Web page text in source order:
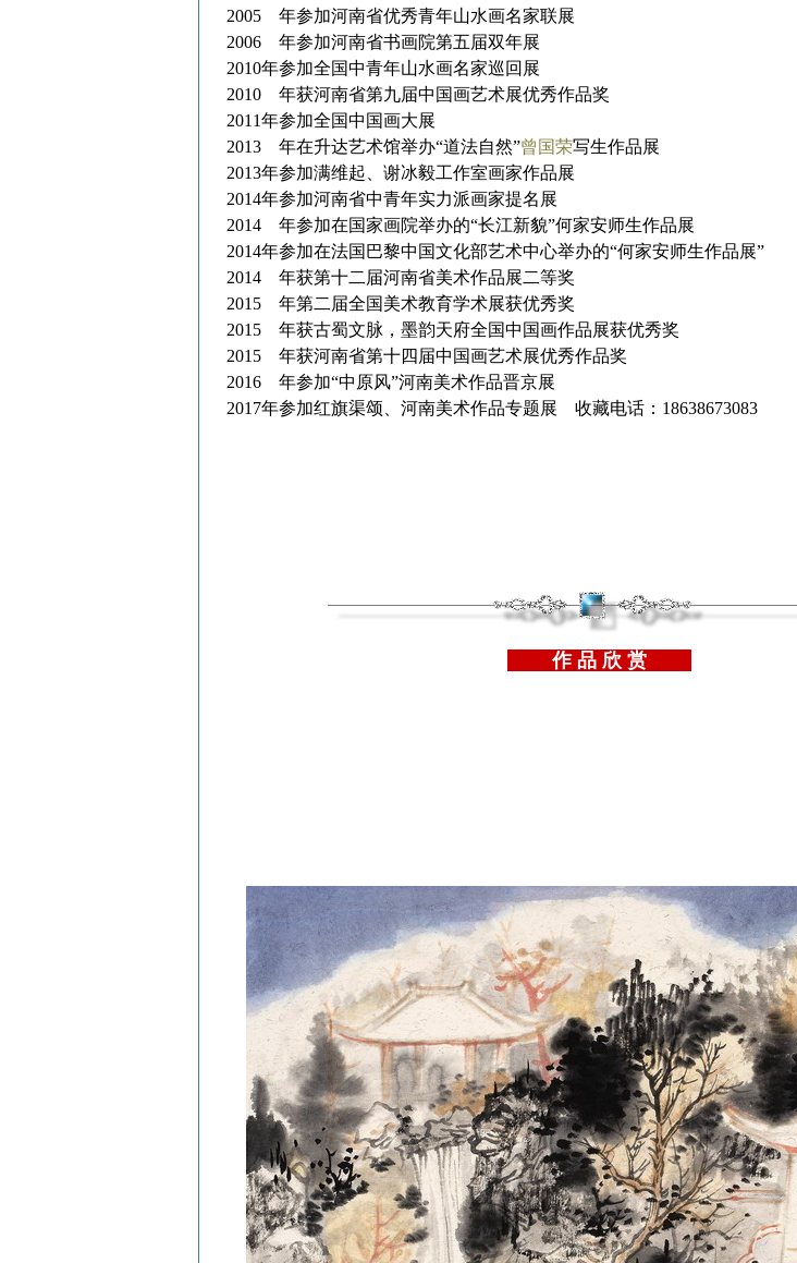
2005 年参加河南省优秀青年山水画名家联展
2006 年参加河南省书画院第五届双年展
2010年参加全国中青年山水画名家巡回展
2010 年获河南省第九届中国画艺术展优秀作品奖
2011年参加全国中国画大展
2013 年在升达艺术馆举办“道法自然”曾国荣写生作品展
2013年参加满维起、谢冰毅工作室画家作品展
2014年参加河南省中青年实力派画家提名展
2014 年参加在国家画院举办的“长江新貌”何家安师生作品展
2014年参加在法国巴黎中国文化部艺术中心举办的“何家安师生作品展”
2014 年获第十二届河南省美术作品展二等奖
2015 年第二届全国美术教育学术展获优秀奖
2015 年获古蜀文脉，墨韵天府全国中国画作品展获优秀奖
2015 年获河南省第十四届中国画艺术展优秀作品奖
2016 年参加“中原风”河南美术作品晋京展
2017年参加红旗渠颂、河南美术作品专题展 收藏电话：18638673083
作 品 欣 赏